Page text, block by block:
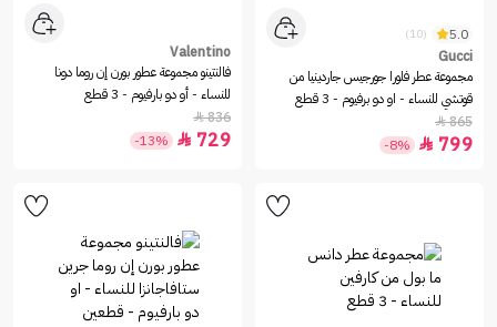
5.0
(10)
Gucci
مجموعة عطر فلورا جورجيس جاردينيا من
قوتشي للنساء - او دو برفيوم - 3 قطع
865

799

-8%
Valentino
فالنتينو مجموعة عطور بورن إن روما دونا
للنساء - أو دو بارفيوم - 3 قطع
836

729

-13%